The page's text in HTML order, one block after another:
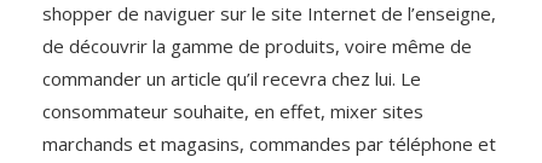
shopper de naviguer sur le site Internet de l’enseigne,
de découvrir la gamme de produits, voire même de
commander un article qu’il recevra chez lui. Le
consommateur souhaite, en effet, mixer sites
marchands et magasins, commandes par téléphone et